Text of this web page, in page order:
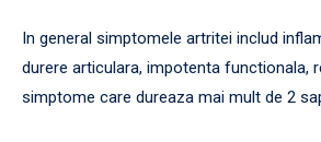
In general simptomele artritei includ
durere articulara, impotenta functionala,
simptome care dureaza mai mult de 2